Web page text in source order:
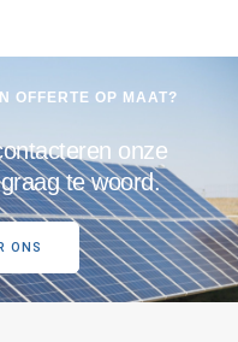
OFFERTE OP MAAT?
onze
te woord.
ONS